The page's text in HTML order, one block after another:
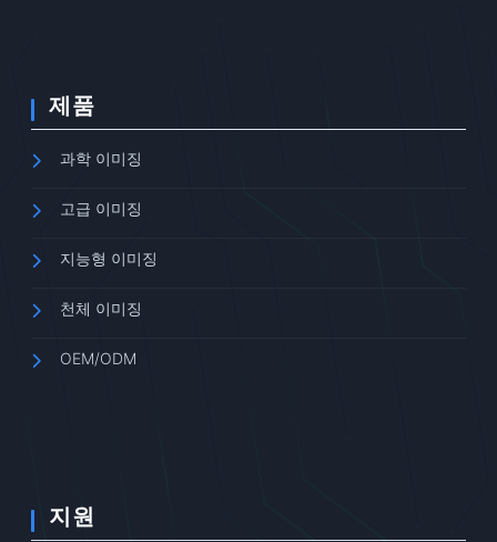
제품
과학 이미징
고급 이미징
지능형 이미징
천체 이미징
OEM/ODM
지원